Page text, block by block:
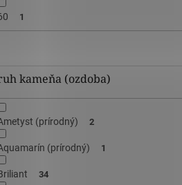
1
kameňa (ozdoba)
(prírodný) 2
(prírodný) 1
34